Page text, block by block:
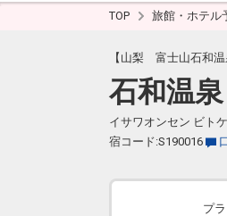
TOP 旅館・ホテル
【山梨 富士山石和温
石和温
イサワオンセン ビト
宿コード:S190016
プ